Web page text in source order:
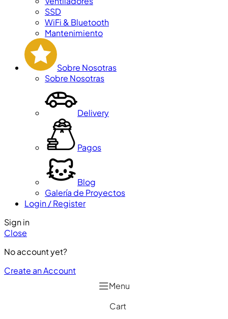
SSD
WiFi & Bluetooth
Mantenimiento
Sobre Nosotras
Sobre Nosotras
Delivery
Pagos
Blog
Galería de Proyectos
Login / Register
Sign in
Close
No account yet?
Create an Account
Menu
Cart